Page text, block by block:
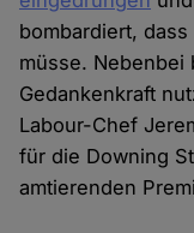
bombardiert,
müsse. Nebenbei
Gedankenkraft
Labour-Chef
für die Downing
amtierenden